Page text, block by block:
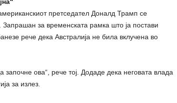
претседател Доналд Трамп се
за временската рамка што ја постави
рече дека Австралија не била вклучена во
започне ова“, рече тој. Додаде дека неговата влада
за излез.